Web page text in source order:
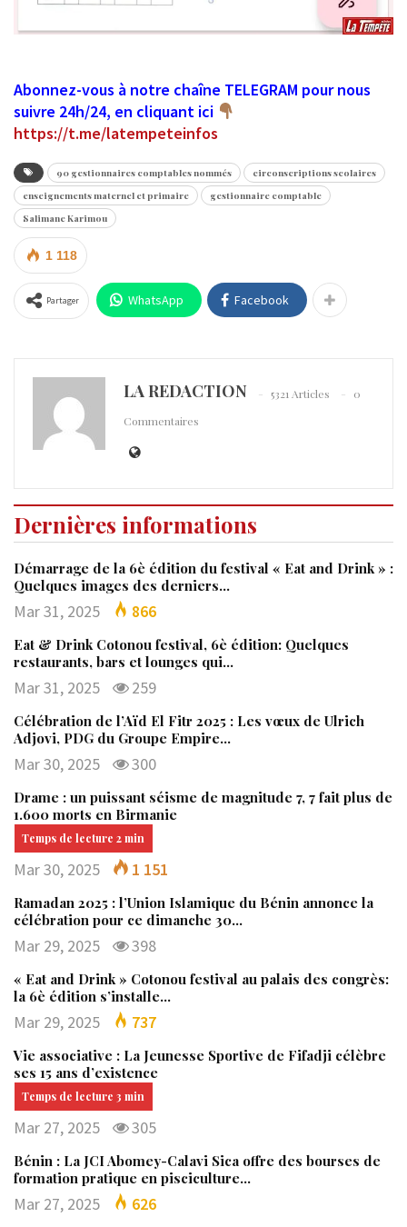
Abonnez-vous à notre chaîne TELEGRAM pour nous
suivre 24h/24, en cliquant ici
https://t.me/latempeteinfos
90 gestionnaires comptables nommés
circonscriptions scolaires
enseignements maternel et primaire
gestionnaire comptable
Salimane Karimou
1 118
Partager WhatsApp Facebook
LA REDACTION 5321 Articles
0
Commentaires
Dernières informations
Démarrage de la 6è édition du festival « Eat and Drink » :
Quelques images des derniers…
Mar 31, 2025 866
Eat & Drink Cotonou festival, 6è édition: Quelques
restaurants, bars et lounges qui…
Mar 31, 2025 259
Célébration de l’Aïd El Fitr 2025 : Les vœux de Ulrich
Adjovi, PDG du Groupe Empire…
Mar 30, 2025 300
Drame : un puissant séisme de magnitude 7, 7 fait plus de
1.600 morts en Birmanie
Mar 30, 2025 1 151
Ramadan 2025 : l’Union Islamique du Bénin annonce la
célébration pour ce dimanche 30…
Mar 29, 2025 398
« Eat and Drink » Cotonou festival au palais des congrès:
la 6è édition s’installe…
Mar 29, 2025 737
Vie associative : La Jeunesse Sportive de Fifadji célèbre
ses 15 ans d’existence
Mar 27, 2025 305
Bénin : La JCI Abomey-Calavi Sica offre des bourses de
formation pratique en pisciculture…
Mar 27, 2025 626